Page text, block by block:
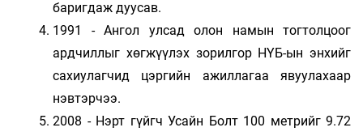
баригдаж дуусав.
1991 - Ангол улсад олон намын тогтолцоог
ардчиллыг хөгжүүлэх зорилгор НҮБ-ын энхийг
сахиулагчид цэргийн ажиллагаа явуулахаар
нэвтэрчээ.
2008 - Нэрт гүйгч Усайн Болт 100 метрийг 9.72